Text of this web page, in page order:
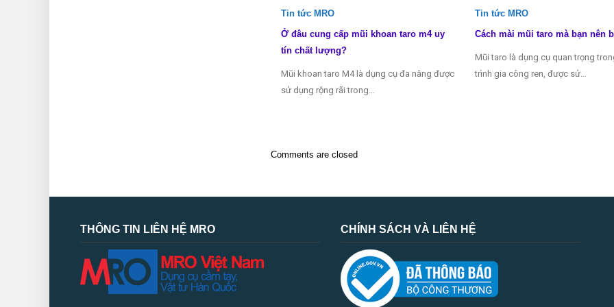
Tin tức MRO
Ở đâu cung cấp mũi khoan taro m4 uy
tín chất lượng?
Mũi khoan taro M4 là dụng cụ đa năng được
sử dụng rộng rãi trong…
Tin tức MRO
Cách mài mũi taro mà bạn nên
Mũi taro là dụng cụ quan trọng
trình gia công ren, được sử…
Comments are closed
THÔNG TIN LIÊN HỆ MRO CHÍNH SÁCH VÀ LIÊN HỆ